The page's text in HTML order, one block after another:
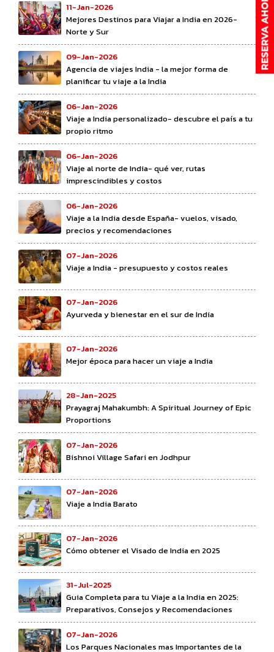
11-Jan-2026
Mejores Destinos para Viajar a India en 2026-
Norte y Sur
09-Jan-2026
Agencia de viajes India - la mejor forma de
planificar tu viaje a la India
06-Jan-2026
Viaje a India personalizado- descubre el país a tu
propio ritmo
06-Jan-2026
Viaje al norte de India- qué ver, rutas
imprescindibles y costos
06-Jan-2026
Viaje a la India desde España- vuelos, visado,
precios y recomendaciones
07-Jan-2026
Viaje a India - presupuesto y costos reales
07-Jan-2026
Ayurveda y bienestar en el sur de India
07-Jan-2026
Mejor época para hacer un viaje a India
28-Jan-2025
Prayagraj Mahakumbh: A Spiritual Journey of Epic
Proportions
07-Jan-2026
Bishnoi Village Safari en Jodhpur
07-Jan-2026
Viaje a India Barato
07-Jan-2026
Cómo obtener el Visado de India en 2025
31-Jul-2025
Guia Completa para tu Viaje a la India en 2025:
Preparativos, Consejos y Recomendaciones
07-Jan-2026
Los Parques Nacionales mas Importantes de la